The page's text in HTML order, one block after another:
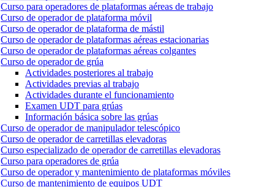
Curso para operadores de plataformas aéreas de trabajo
Curso de operador de plataforma móvil
Curso de operador de plataforma de mástil
Curso de operador de plataformas aéreas estacionarias
Curso de operador de plataformas aéreas colgantes
Curso de operador de grúa
Actividades posteriores al trabajo
Actividades previas al trabajo
Actividades durante el funcionamiento
Examen UDT para grúas
Información básica sobre las grúas
Curso de operador de manipulador telescópico
Curso de operador de carretillas elevadoras
Curso especializado de operador de carretillas elevadoras
Curso para operadores de grúa
Curso de operador y mantenimiento de plataformas móviles
Curso de mantenimiento de equipos UDT